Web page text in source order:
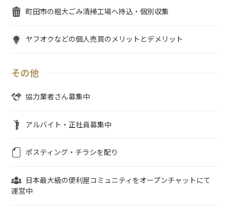
町田市の粗大ごみ清掃工場へ持込・個別収集
ヤフオクなどの個人売買のメリットとデメリット
その他
協力業者さん募集中
アルバイト・正社員募集中
ポスティング・チラシを配り
日本最大級の便利屋コミュニティをオープンチャットにて
運営中